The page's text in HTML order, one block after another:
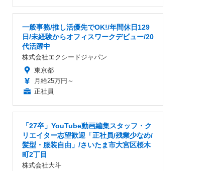
一般事務/推し活優先でOK!/年間休日129
日/未経験からオフィスワークデビュー/20
代活躍中
株式会社エクシードジャパン
東京都
月給25万円～
正社員
「27卒」YouTube動画編集スタッフ・ク
リエイター志望歓迎「正社員/残業少なめ/
髪型・服装自由」/さいたま市大宮区桜木
町2丁目
株式会社大斗